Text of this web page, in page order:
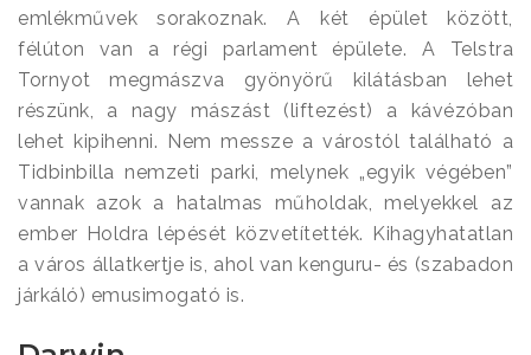
emlékművek sorakoznak. A két épület között,
félúton van a régi parlament épülete. A Telstra
Tornyot megmászva gyönyörű kilátásban lehet
részünk, a nagy mászást (liftezést) a kávézóban
lehet kipihenni. Nem messze a várostól található a
Tidbinbilla nemzeti parki, melynek „egyik végében”
vannak azok a hatalmas műholdak, melyekkel az
ember Holdra lépését közvetítették. Kihagyhatatlan
a város állatkertje is, ahol van kenguru- és (szabadon
járkáló) emusimogató is.